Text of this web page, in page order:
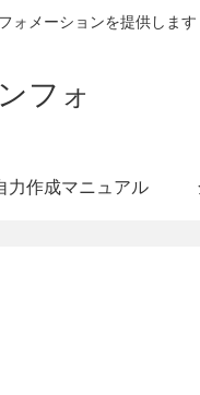
ォメーションを提供します
フォ
力作成マニュアル